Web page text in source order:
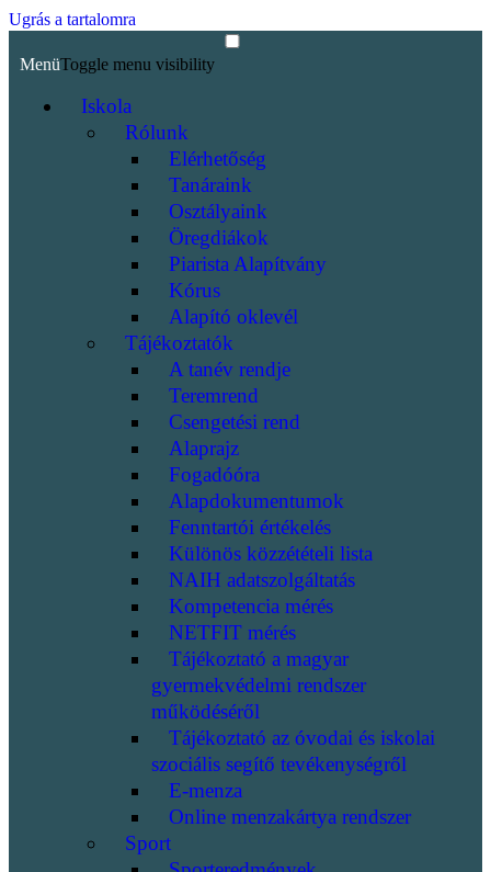
Ugrás a tartalomra
MenüToggle menu visibility
Iskola
Rólunk
Elérhetőség
Tanáraink
Osztályaink
Öregdiákok
Piarista Alapítvány
Kórus
Alapító oklevél
Tájékoztatók
A tanév rendje
Teremrend
Csengetési rend
Alaprajz
Fogadóóra
Alapdokumentumok
Fenntartói értékelés
Különös közzétételi lista
NAIH adatszolgáltatás
Kompetencia mérés
NETFIT mérés
Tájékoztató a magyar
gyermekvédelmi rendszer
működéséről
Tájékoztató az óvodai és iskolai
szociális segítő tevékenységről
E-menza
Online menzakártya rendszer
Sport